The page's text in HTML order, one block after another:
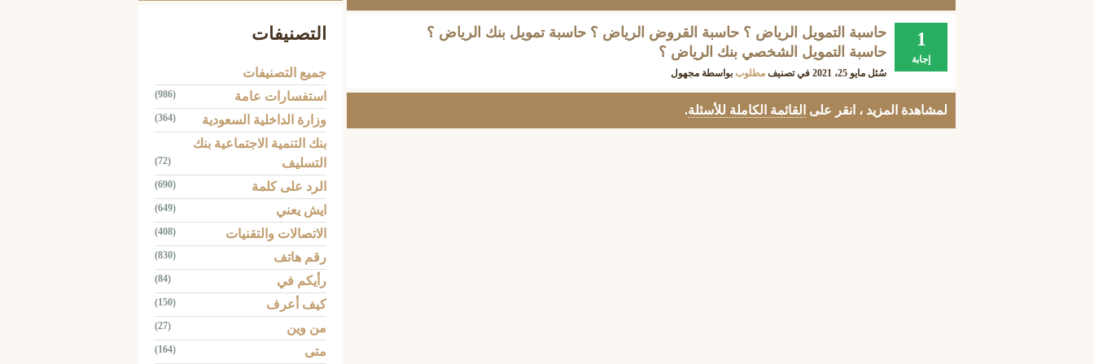
1
إجابة
حاسبة التمويل الرياض ؟ حاسبة القروض الرياض ؟ حاسبة تمويل بنك الرياض ؟
حاسبة التمويل الشخصي بنك الرياض ؟
سُئل مايو 25، 2021 في تصنيف مطلوب بواسطة مجهول
لمشاهدة المزيد ، انقر على القائمة الكاملة للأسئلة.
التصنيفات
جميع التصنيفات
استفسارات عامة
(986)
وزارة الداخلية السعودية (364)
بنك التنمية الاجتماعية بنك
التسليف
(72)
الرد على كلمة (690)
ايش يعني (649)
الاتصالات والتقنيات (408)
رقم هاتف (830)
رأيكم في (84)
كيف أعرف (150)
من وين (27)
متى (164)